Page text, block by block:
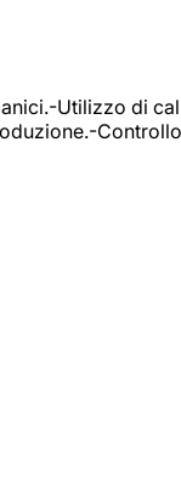
Utilizzo di